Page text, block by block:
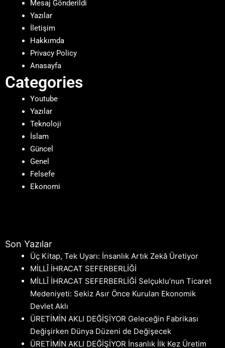
Mesaj Gönderildi
Yazılar
İletişim
Hakkımda
Privacy Policy
Anasayfa
Categories
Youtube
Yazılar
Teknoloji
İslam
Güncel
Genel
Felsefe
Ekonomi
Son Yazılar
Üç Kitap, Tek Uyarı: İnsanlık Artık Zekâ Üretiyor
MİLLÎ İHRACAT SEFERBERLİĞİ
MİLLÎ İHRACAT SEFERBERLİĞİ Selçuklu’nun Ticaret
Medeniyeti: Sekiz Asır Önce Kurulan Ekonomik
Devlet Aklı
ÜRETİMİN AKLI DEĞİŞİYOR Geleceğin Fabrikası
Değişirken Dünya Düzeni de Değişecek
ÜRETİMİN AKLI DEĞİŞİYOR İnsanlık İlk Kez Üretim